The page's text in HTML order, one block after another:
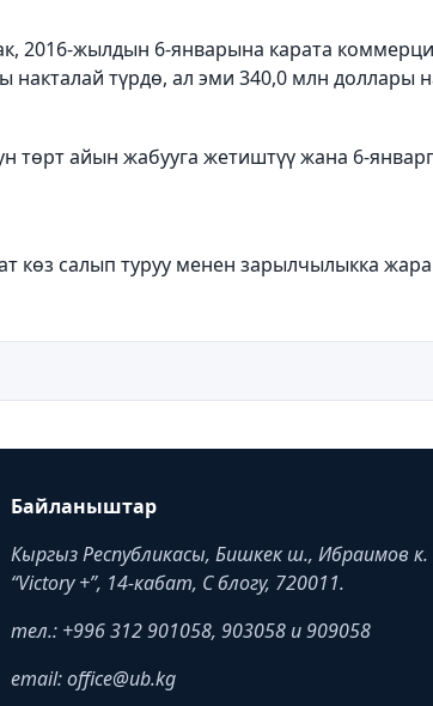
2016-жылдын 6-январына карата
накталай түрдө, ал эми 340,0 млн доллары
төрт айын жабууга жетиштүүжана 6-
көз салып туруу менен зарылчылыкка
Байланыштар
Кыргыз Республикасы, Бишкек ш., Ибраимов
“Victory +”, 14-кабат, C блогу, 720011.
тел.: +996 312 901058, 903058 и 909058
email: office@ub.kg